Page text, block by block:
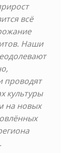
всё
Наши
проводят
культуры
на новых